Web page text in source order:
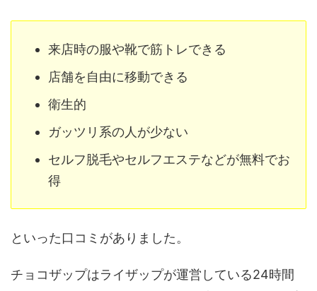
来店時の服や靴で筋トレできる
店舗を自由に移動できる
衛生的
ガッツリ系の人が少ない
セルフ脱毛やセルフエステなどが無料でお
得
といった口コミがありました。
チョコザップはライザップが運営している24時間